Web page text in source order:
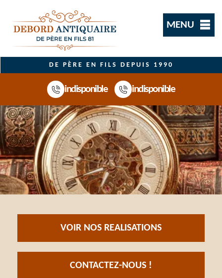
MENU
DE PÈRE EN FILS DEPUIS 1990
indisponible indisponible
VOIR NOS REALISATIONS
CONTACTEZ-NOUS !